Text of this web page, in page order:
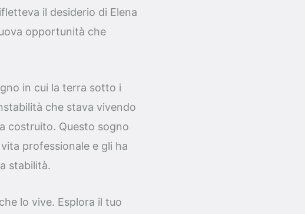
il desiderio di Elena
opportunità che
in cui la terra sotto i
che stava vivendo
costruito. Questo sogno
professionale e gli ha
stabilità.
lo vive. Esplora il tuo